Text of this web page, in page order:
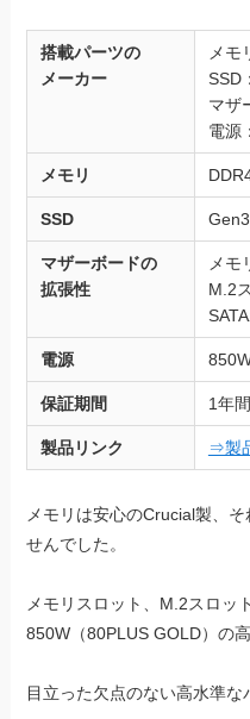
搭載パーツの
メーカー
メモ
SSD
マザ
電源
メモリ
SSD Gen3
マザーボードの
拡張性
メモ
M.2
電源
保証期間 1年間
製品リンク ⇒製
メモリは安心のCrucial製、
せんでした。
メモリスロット、M.2スロッ
850W（80PLUS GOLD）の
目立った欠点のない高水準な